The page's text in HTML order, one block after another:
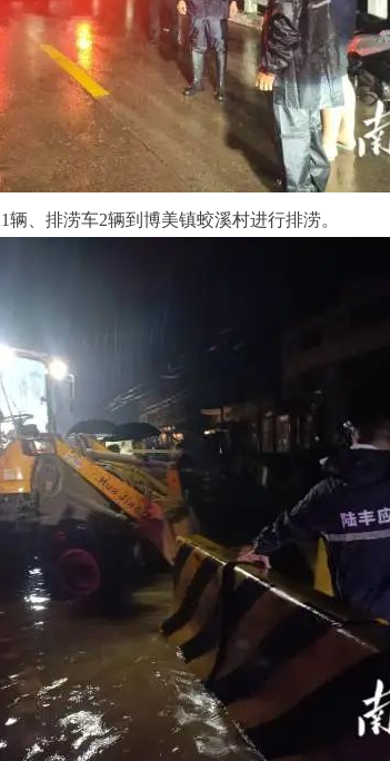
、排涝车2辆到博美镇蛟溪村进行排涝。